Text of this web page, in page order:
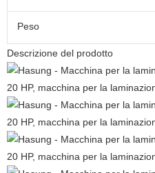
Peso
Descrizione del prodotto